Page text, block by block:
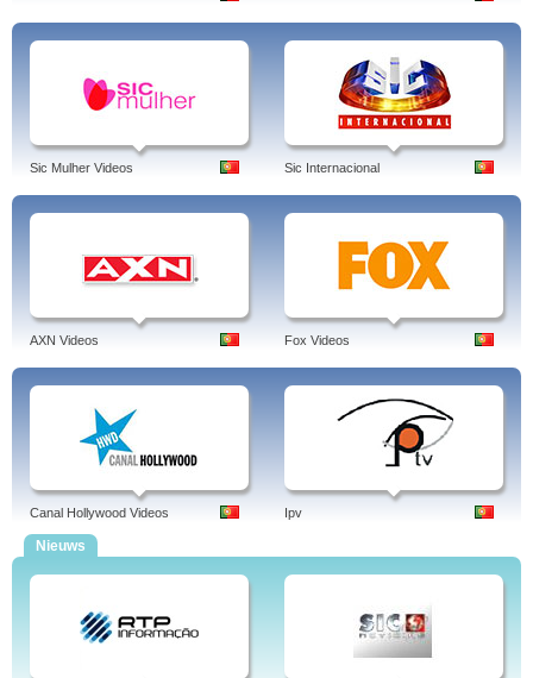
Sic Mulher Videos Sic Internacional
AXN Videos Fox Videos
Canal Hollywood Videos Ipv
Nieuws